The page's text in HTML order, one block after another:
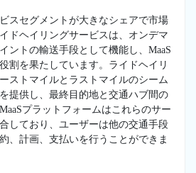
スセグメントが大きなシェアで市場
ドヘイリングサービスは、オンデマ
ントの輸送手段として機能し、MaaS
割を果たしています。ライドヘイリ
ストマイルとラストマイルのシーム
提供し、最終目的地と交通ハブ間の
プラットフォームはこれらのサー
しており、ユーザーは他の交通手段
、計画、支払いを行うことができま